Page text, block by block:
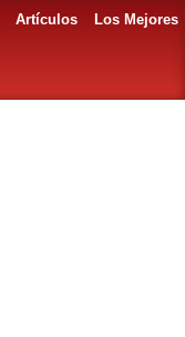
Artículos
Los Mejores